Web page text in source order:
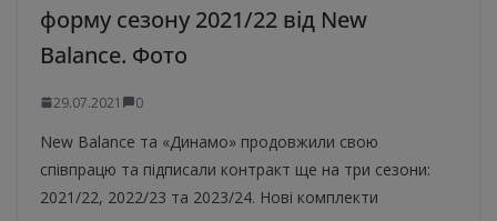
форму сезону 2021/22 від New
Balance. Фото
29.07.2021 0
New Balance та «Динамо» продовжили свою
співпрацю та підписали контракт ще на три сезони:
2021/22, 2022/23 та 2023/24. Нові комплекти